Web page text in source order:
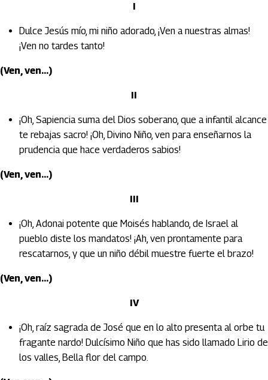
I
Dulce Jesús mío, mi niño adorado, ¡Ven a nuestras almas!
¡Ven no tardes tanto!
(Ven, ven...)
II
¡Oh, Sapiencia suma del Dios soberano, que a infantil alcance
te rebajas sacro! ¡Oh, Divino Niño, ven para enseñarnos la
prudencia que hace verdaderos sabios!
(Ven, ven...)
III
¡Oh, Adonai potente que Moisés hablando, de Israel al
pueblo diste los mandatos! ¡Ah, ven prontamente para
rescatarnos, y que un niño débil muestre fuerte el brazo!
(Ven, ven...)
IV
¡Oh, raíz sagrada de José que en lo alto presenta al orbe tu
fragante nardo! Dulcísimo Niño que has sido llamado Lirio de
los valles, Bella flor del campo.